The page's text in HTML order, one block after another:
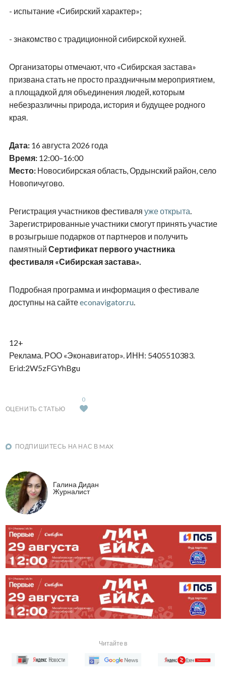
- испытание «Сибирский характер»;
- знакомство с традиционной сибирской кухней.
Организаторы отмечают, что «Сибирская застава»
призвана стать не просто праздничным мероприятием,
а площадкой для объединения людей, которым
небезразличны природа, история и будущее родного
края.
Дата:16 августа 2026 года
Время:12:00–16:00
Место: Новосибирская область, Ордынский район, село
Новопичугово.
Регистрация участников фестиваля уже открыта.
Зарегистрированные участники смогут принять участие
в розыгрыше подарков от партнеров и получить
памятный Сертификат первого участника
фестиваля «Сибирская застава».
Подробная программа и информация о фестивале
доступны на сайтеeconavigator.ru.
12+
Реклама. РОО «Эконавигатор». ИНН: 5405510383.
Erid:2W5zFGYhBgu
ОЦЕНИТЬ СТАТЬЮ
0
ПОДПИШИТЕСЬ НА НАС В MAX
Галина Дидан
Журналист
Читайте в